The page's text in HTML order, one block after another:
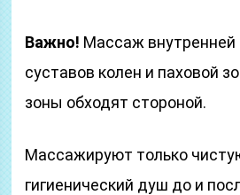
Важно! Массаж
суставов колен и паховой
зоны обходят стороной.
Массажируют только
гигиенический душ до и